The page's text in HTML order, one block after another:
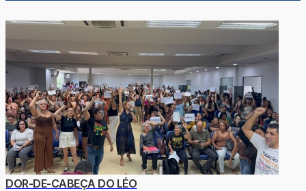
DOR-DE-CABEÇA DO LÉO